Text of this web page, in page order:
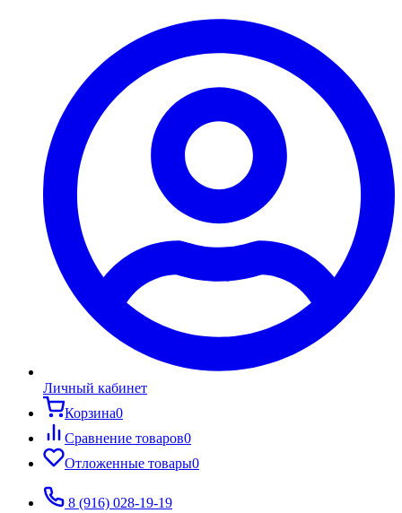
Личный кабинет
Корзина0
Сравнение товаров0
Отложенные товары0
8 (916) 028-19-19